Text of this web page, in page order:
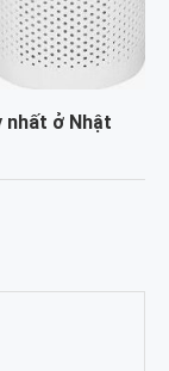
nhất ở Nhật